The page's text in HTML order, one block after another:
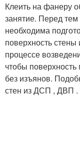
Клеить на фанеру
занятие. Перед
необходима
поверхность
процессе
чтобы
без изъянов.
стен из ДСП , ДВП .